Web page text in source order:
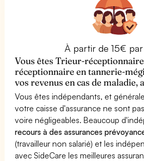
À partir de 15€
Vous êtes Trieur-
réceptionnaire en tannerie-
vos revenus en cas de maladie,
Vous êtes indépendants, et
votre caisse d'assurance ne sont
voire négligeables. Beaucoup
recours à des assurances
(travailleur non salarié) et les
avec SideCare les meilleures